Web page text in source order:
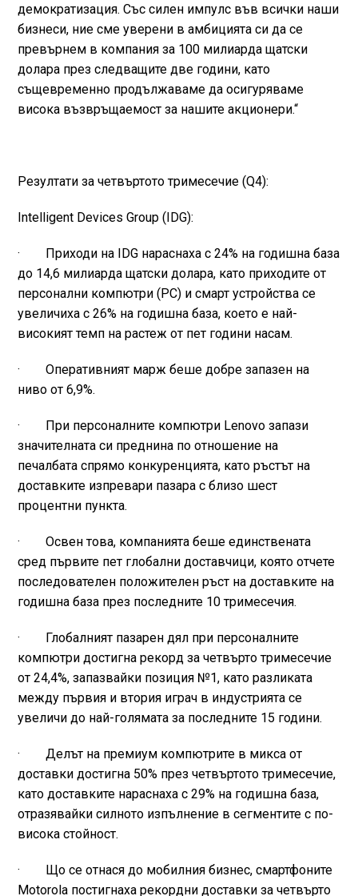
демократизация. Със силен импулс във всички наши
бизнеси, ние сме уверени в амбицията си да се
превърнем в компания за 100 милиарда щатски
долара през следващите две години, като
същевременно продължаваме да осигуряваме
висока възвръщаемост за нашите акционери.“
Резултати за четвъртото тримесечие (Q4):
Intelligent Devices Group (IDG):
· Приходи на IDG нараснаха с 24% на годишна база
до 14,6 милиарда щатски долара, като приходите от
персонални компютри (PC) и смарт устройства се
увеличиха с 26% на годишна база, което е най-
високият темп на растеж от пет години насам.
· Оперативният марж беше добре запазен на
ниво от 6,9%.
· При персоналните компютри Lenovo запази
значителната си преднина по отношение на
печалбата спрямо конкуренцията, като ръстът на
доставките изпревари пазара с близо шест
процентни пункта.
· Освен това, компанията беше единствената
сред първите пет глобални доставчици, която отчете
последователен положителен ръст на доставките на
годишна база през последните 10 тримесечия.
· Глобалният пазарен дял при персоналните
компютри достигна рекорд за четвърто тримесечие
от 24,4%, запазвайки позиция №1, като разликата
между първия и втория играч в индустрията се
увеличи до най-голямата за последните 15 години.
· Делът на премиум компютрите в микса от
доставки достигна 50% през четвъртото тримесечие,
като доставките нараснаха с 29% на годишна база,
отразявайки силното изпълнение в сегментите с по-
висока стойност.
· Що се отнася до мобилния бизнес, смартфоните
Motorola постигнаха рекордни доставки за четвърто